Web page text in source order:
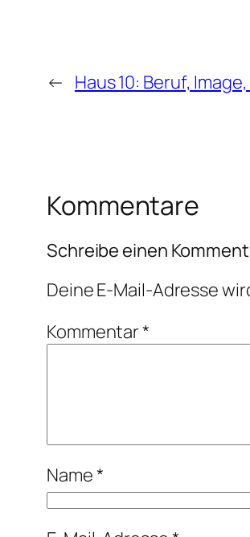
← Haus 10: Beruf,
Kommentare
Schreibe einen
Deine E-Mail-Adresse
Kommentar*
Name*